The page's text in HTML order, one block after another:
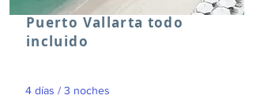
Puerto Vallarta todo
incluido
4 días / 3 noches